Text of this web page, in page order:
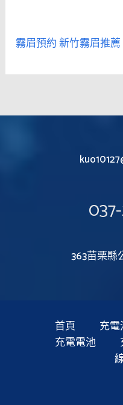
霧眉預約新竹霧眉推薦
363苗栗縣
首頁 充
充電電池